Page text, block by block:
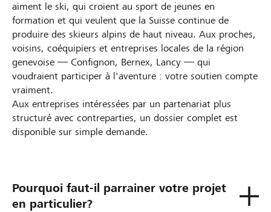
aiment le ski, qui croient au sport de jeunes en
formation et qui veulent que la Suisse continue de
produire des skieurs alpins de haut niveau. Aux proches,
voisins, coéquipiers et entreprises locales de la région
genevoise — Confignon, Bernex, Lancy — qui
voudraient participer à l'aventure : votre soutien compte
vraiment.
Aux entreprises intéressées par un partenariat plus
structuré avec contreparties, un dossier complet est
disponible sur simple demande.
Pourquoi faut-il parrainer votre projet
en particulier?